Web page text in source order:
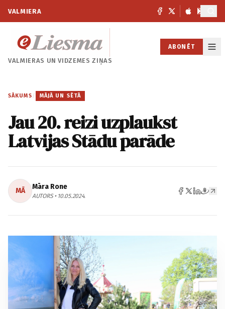
VALMIERA
VALMIERAS UNVIDZEMES ZIŅAS
ABONĒT
SĀKUMS / MĀJĀ UN SĒTĀ
Jau 20. reizi uzplaukst
Latvijas Stādu parāde
MĀ Māra Rone
AUTORS • 10.05.2024.